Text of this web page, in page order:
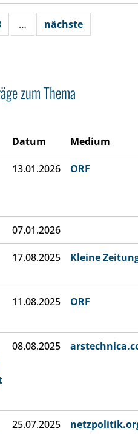
… nächste
zum Thema
Datum Medium
13.01.2026 ORF
07.01.2026
17.08.2025 Kleine
11.08.2025 ORF
08.08.2025
25.07.2025